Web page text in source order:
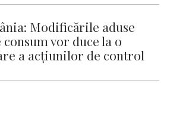
Modificările aduse
vor duce la o
a acţiunilor de control